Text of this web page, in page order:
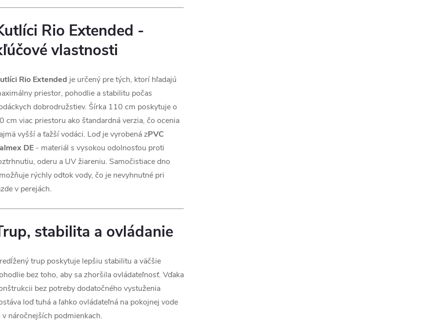
Rio Extended -
vlastnosti
Rio Extended je určený pre tých, ktorí hľadajú
priestor, pohodlie a stabilitu počas
dobrodružstiev. Šírka 110 cm poskytuje o
cm viac priestoru ako štandardná verzia, čo ocenia
vyšší a ťažší vodáci. Loď je vyrobená zPVC
DE - materiál s vysokou odolnosťou proti
oderu a UV žiareniu. Samočistiace dno
rýchly odtok vody, čo je nevyhnutné pri
v perejách.
stabilita a ovládanie
trup poskytuje lepšiu stabilitu a väčšie
bez toho, aby sa zhoršila ovládateľnosť. Vďaka
bez potreby dodatočného vystuženia
loď tuhá a ľahko ovládateľná na pokojnej vode
v náročnejších podmienkach.